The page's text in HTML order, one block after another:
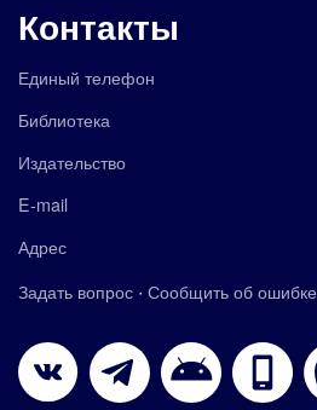
Контакты
Единый телефон
Библиотека
Издательство
E-mail
Адрес
Задать вопрос · Сообщить об ошибке